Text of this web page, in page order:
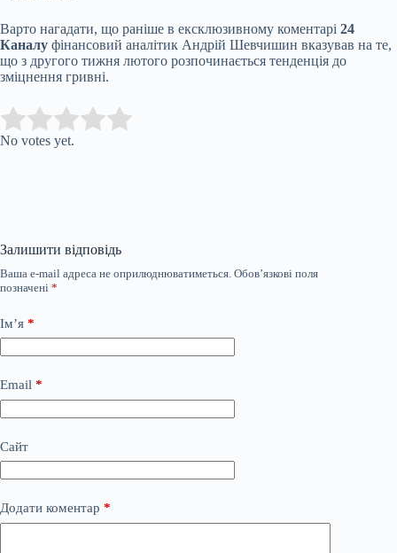
Варто нагадати, що раніше в ексклюзивному коментарі 24
Каналу фінансовий аналітик Андрій Шевчишин вказував на те,
що з другого тижня лютого розпочинається тенденція до
зміцнення гривні.
Rate this item:
No votes yet.
Залишити відповідь
Ваша e-mail адреса не оприлюднюватиметься. Обов’язкові поля
позначені *
Ім’я *
Email *
Сайт
Додати коментар *